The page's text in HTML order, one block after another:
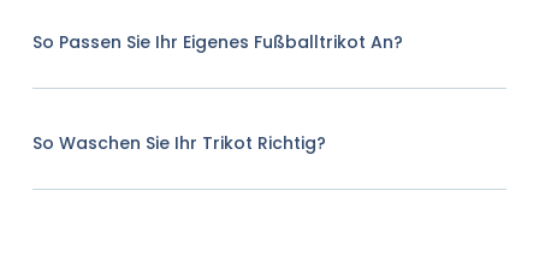
So Passen Sie Ihr Eigenes Fußballtrikot An?
So Waschen Sie Ihr Trikot Richtig?